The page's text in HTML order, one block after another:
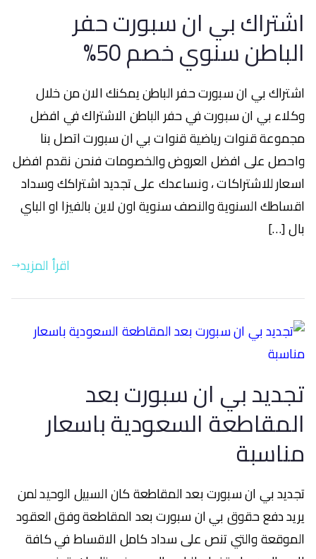
اشتراك بي ان سبورت حفر
الباطن سنوي خصم 50%
اشتراك بي ان سبورت حفر الباطن يمكنك الان من خلال
وكلاء بي ان سبورت في حفر الباطن الاشتراك في افضل
مجموعة قنوات رياضية قنوات بي ان سبورت اتصل بنا
واحصل على افضل العروض والخصومات فنحن نقدم افضل
اسعار للاشتراكات ، ونساعدك على تجديد اشتراكك وسداد
اقساطك السنوية والنصف سنوية اون لاين بالفيزا او الباي
بال […]
اقرأ المزيد
تجديد بي ان سبورت بعد
المقاطعة السعودية باسعار
مناسبة
تجديد بي ان سبورت بعد المقاطعة كان السبيل الوحيد لمن
يريد دفع حقوق بي ان سبورت بعد المقاطعة وفق العقود
الموقعة والتي تنص على سداد كامل الاقساط في كافة